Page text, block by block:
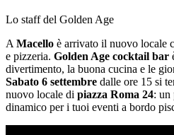
Lo staff del Golden Age
A Macello è arrivato il nuovo locale
e pizzeria. Golden Age cocktail bar
divertimento, la buona cucina e le
Sabato 6 settembre dalle ore 15 si
nuovo locale di piazza Roma 24: un
dinamico per i tuoi eventi a bordo